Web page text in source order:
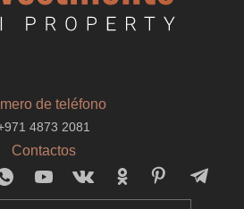
de teléfono
4873 2081
Contactos